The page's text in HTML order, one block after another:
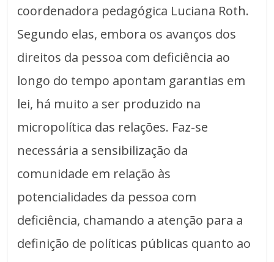
coordenadora pedagógica Luciana Roth.
Segundo elas, embora os avanços dos
direitos da pessoa com deficiência ao
longo do tempo apontam garantias em
lei, há muito a ser produzido na
micropolítica das relações. Faz-se
necessária a sensibilização da
comunidade em relação às
potencialidades da pessoa com
deficiência, chamando a atenção para a
definição de políticas públicas quanto ao